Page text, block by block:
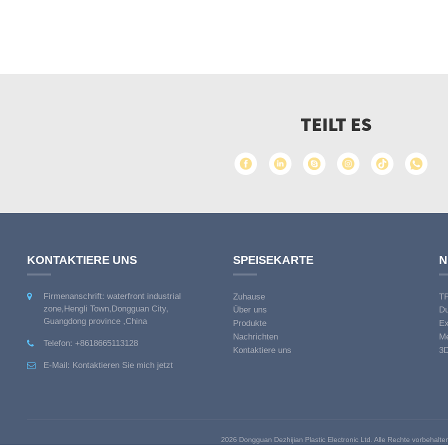
TEILT ES
KONTAKTIERE UNS
Firmenanschrift: waterfront industrial
zone,Hengli Town,Dongguan City,
Guangdong province ,China
Telefon: +8618665113128
E-Mail: Kontaktieren Sie mich jetzt
SPEISEKARTE
Zuhause
Über uns
Produkte
Nachrichten
Kontaktiere uns
2026 Dongguan Dezhijian Plastic Electronic Ltd. Alle Rechte